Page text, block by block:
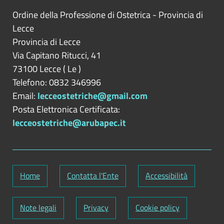
che la dichiarazione corrisponde al
separato e i parenti entro il secondo
grado, ove gli stessi vi consentano
(NB: dando eventualmente evidenza
del mancato consenso) e riferita al
momento dell'assunzione
dell'incarico]
2) copia dell'ultima dichiarazione dei
delle persone fisiche [Per il soggetto,
il coniuge non separato e i parenti
entro il secondo grado, ove gli stessi
vi consentano (NB: dando
eventualmente evidenza del mancato
Ordine della Professione di Ostetrica - Provincia di
Lecce
Provincia di Lecce
Via Capitano Ritucci, 41
73100Lecce( Le)
Telefono: 0832 346996
Email: lecceostetriche@gmail.com
Posta Elettronica Certificata:
lecceostetriche@arubapec.it
Home Contatta l'Ente Accessibilità
Note legali Privacy Cookie policy